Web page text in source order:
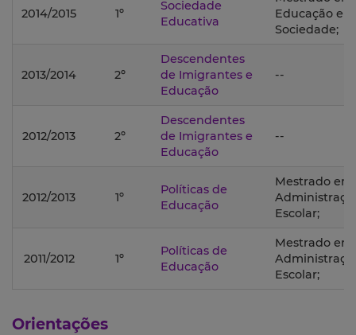
2014/2015 1º
Sociedade
Educativa
Educação e
Sociedade;
2013/2014 2º
Descendentes
de Imigrantes e
Educação
--
2012/2013 2º
Descendentes
de Imigrantes e
Educação
--
2012/2013 1º
Políticas de
Educação
Mestrado em
Escolar;
2011/2012 1º
Políticas de
Educação
Mestrado em
Escolar;
Orientações